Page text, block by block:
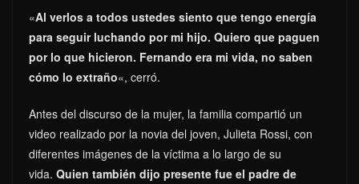
«Al verlos a todos ustedes siento que tengo energía
para seguir luchando por mi hijo. Quiero que paguen
por lo que hicieron. Fernando era mi vida, no saben
cómo lo extraño«, cerró.
Antes del discurso de la mujer, la familia compartió un
video realizado por la novia del joven, Julieta Rossi, con
diferentes imágenes de la víctima a lo largo de su
vida. Quien también dijo presente fue el padre de